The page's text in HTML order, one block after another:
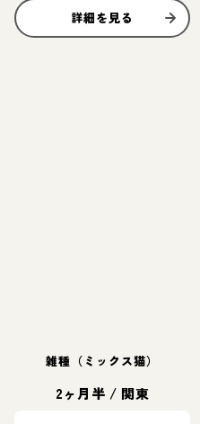
詳細を見る
雑種（ミックス猫）
2ヶ月半 / 関東